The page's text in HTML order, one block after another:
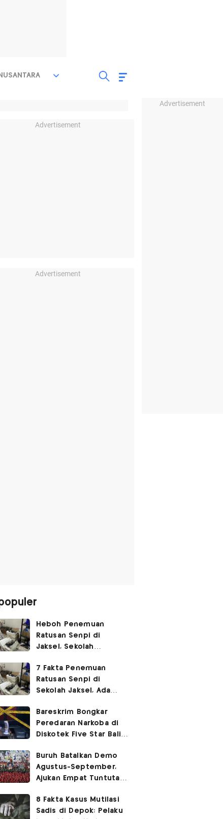
Advertisement
NUSANTARA
Advertisement
Advertisement
Heboh Penemuan
Ratusan Senpi di
Jaksel, Sekolah
Kegiatan Eskul
Menembak
7 Fakta Penemuan
Ratusan Senpi di
Sekolah Jaksel, Ada
Ruang Bunker
Bareskrim Bongkar
Peredaran Narkoba di
Diskotek Five Star Bali,
Buruh Batalkan Demo
Agustus-September,
Ajukan Empat Tuntutan
8 Fakta Kasus Mutilasi
Sadis di Depok: Pelaku